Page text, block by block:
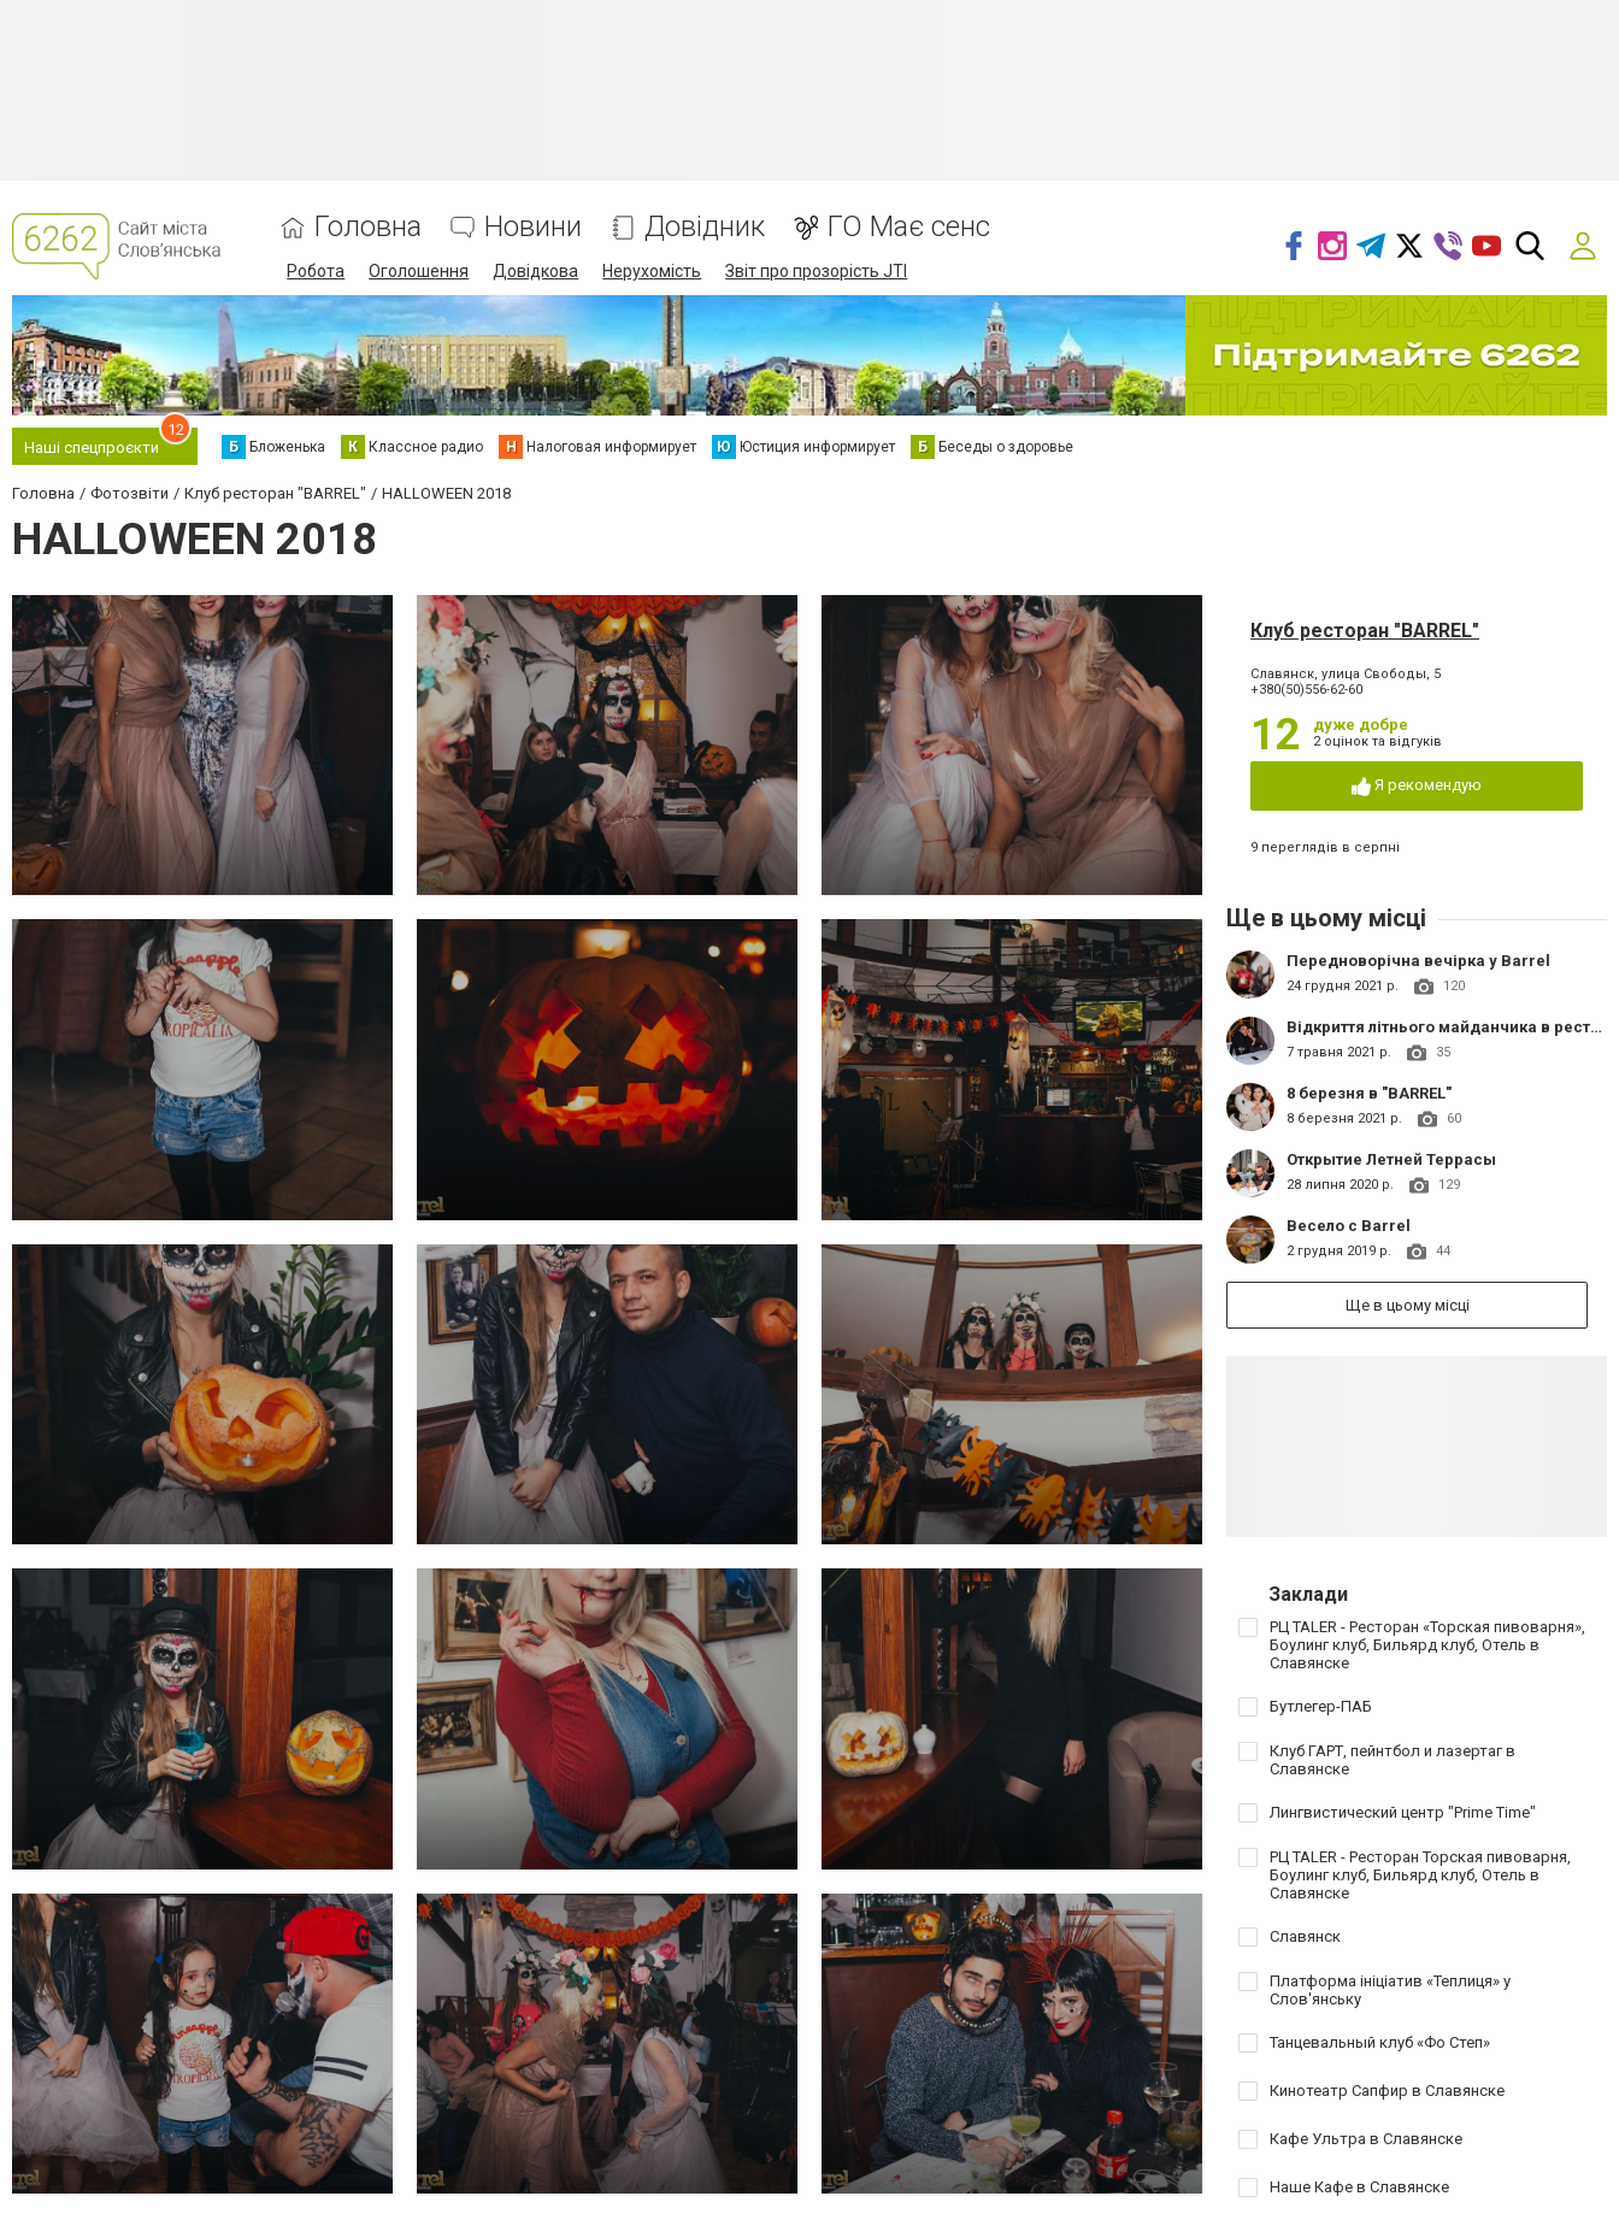
Головна Новини Довідник ГО Має сенс
Робота Оголошення Довідкова Нерухомість Звіт про прозорість JTI
Наші спецпроєкти
12
Б Бложенька К Классное радио Н Налоговая информирует Ю Юстиция информирует Б Беседы о здоровье
Головна Фотозвіти Клуб ресторан "BARREL" HALLOWEEN 2018
HALLOWEEN 2018
Клуб ресторан "BARREL"
Славянск, улица Свободы, 5
+380(50)556-62-60
12 дуже добре
2 оцінок та відгуків
Я рекомендую
9 переглядів в серпні
Ще в цьому місці
Передноворічна вечірка у Barrel
24 грудня 2021 р. 120
Відкриття літнього майданчика в ресторані Barrel
7 травня 2021 р. 35
8 березня в "BARREL"
8 березня 2021 р. 60
Открытие Летней Террасы
28 липня 2020 р. 129
Весело с Barrel
2 грудня 2019 р. 44
Ще в цьому місці
Заклади
РЦ TALER - Ресторан «Торская пивоварня»,
Боулинг клуб, Бильярд клуб, Отель в
Славянске
Бутлегер-ПАБ
Клуб ГАРТ, пейнтбол и лазертаг в
Славянске
Лингвистический центр "Prime Time"
РЦ TALER - Ресторан Торская пивоварня,
Боулинг клуб, Бильярд клуб, Отель в
Славянске
Славянск
Платформа ініціатив «Теплиця» у
Слов'янську
Танцевальный клуб «Фо Степ»
Кинотеатр Сапфир в Славянске
Кафе Ультра в Славянске
Наше Кафе в Славянске